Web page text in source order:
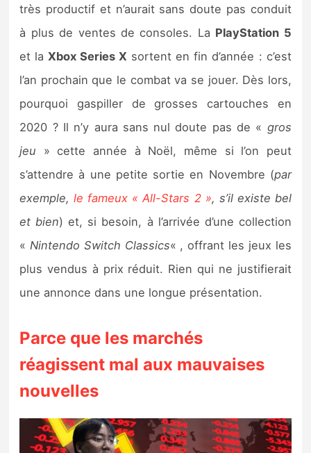
très productif et n’aurait sans doute pas conduit
à plus de ventes de consoles. La PlayStation 5
et la Xbox Series X sortent en fin d’année : c’est
l’an prochain que le combat va se jouer. Dès lors,
pourquoi gaspiller de grosses cartouches en
2020 ? Il n’y aura sans nul doute pas de « gros
jeu » cette année à Noël, même si l’on peut
s’attendre à une petite sortie en Novembre (par
exemple, le fameux « All-Stars 2 », s’il existe bel
et bien) et, si besoin, à l’arrivée d’une collection
«Nintendo Switch Classics« , offrant les jeux les
plus vendus à prix réduit. Rien qui ne justifierait
une annonce dans une longue présentation.
Parce que les marchés
réagissent mal aux mauvaises
nouvelles